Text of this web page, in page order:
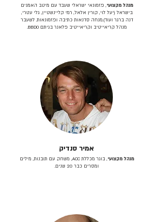
מנהל מקצועי, פזמונאי ישראלי שעבד עם מיטב האמנים
בישראל (יעל לוי, קורין אלאל, רמי קליינשטיין, גלי עטרי,
דנה ברגר ועוד).מנחה סדנאות כתיבה ופזמונאות. לשעבר
מנהל קריאייטיב וקריאייטיב פלאנר בגיתם BBDO.
אמיר סנדיק
מנהל מקצועי
, בוגר מכללת ACC, משחק עם תובנות, מילים
ומסרים כבר 20 שנים.